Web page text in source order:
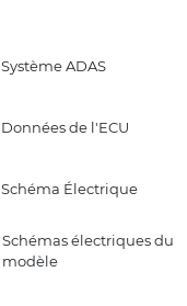
Système ADAS
Données de l'ECU
Schéma Électrique
Schémas électriques du
modèle